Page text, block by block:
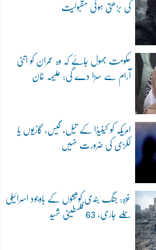
کی بڑھتی ہوئی مقبولیت
حکومت بھول جائے کہ وہ عمران کو اتنی
آرام سے سزا دے گی: علیمہ خان
امریکہ کو کینیڈا کے تیل، گیس، گاڑیوں یا
لکڑی کی ضرورت نہیں
غزہ: جنگ بندی کوششوں کے باوجود اسرائیلی
حملے جاری، 63 فلسطینی شہید